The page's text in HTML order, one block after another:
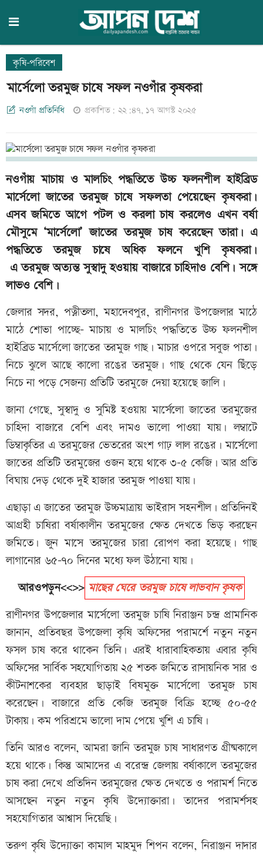
কৃষি-পরিবেশ
মার্সেলো তরমুজ চাষে সফল নওগাঁর কৃষকরা
নওগাঁ প্রতিনিধি প্রকাশিত: ২২:৪৭, ১৭ আগস্ট ২০২৫
নওগাঁয় মাচায় ও মালচিং পদ্ধতিতে উচ্চ ফলনশীল হাইব্রিড
মার্সেলো জাতের তরমুজ চাষে সফলতা পেয়েছেন কৃষকরা।
এসব জমিতে আগে পটল ও করলা চাষ করলেও এখন বর্ষা
মৌসুমে ‘মার্সেলো’ জাতের তরমুজ চাষ করেছেন তারা। এ
পদ্ধতিতে তরমুজ চাষে অধিক ফলনে খুশি কৃষকরা।
এ তরমুজ অত্যন্ত সুস্বাদু হওয়ায় বাজারে চাহিদাও বেশি। সঙ্গে
লাভও বেশি।
জেলার সদর, পত্নীতলা, মহাদেবপুর, রাণীনগর উপজেলার মাঠে
মাঠে শোভা পাচ্ছে- মাচায় ও মালচিং পদ্ধতিতে উচ্চ ফলনশীল
হাইব্রিড মার্সেলো জাতের তরমুজ গাছ। মাচার ওপরে সবুজ পাতা।
নিচে ঝুলে আছে কালো রঙের তরমুজ। গাছ থেকে যেন ছিঁড়ে
নিচে না পড়ে সেজন্য প্রতিটি তরমুজে দেয়া হয়েছে জালি।
জানা গেছে, সুস্বাদু ও সুমিষ্ট হওয়ায় মার্সেলো জাতের তরমুজের
চাহিদা বাজারে বেশি এবং দামও ভালো পাওয়া যায়। লম্বাটে
ডিম্বাকৃতির এ তরমুজের ভেতরের অংশ গাঢ় লাল রঙের। মার্সেলো
জাতের প্রতিটি তরমুজের ওজন হয়ে থাকে ৩-৫ কেজি। আর প্রতি
বিঘায় দেড় থেকে দুই হাজার তরমুজ পাওয়া যায়।
এছাড়া এ জাতের তরমুজ উচ্চমাত্রায় ভাইরাস সহনশীল। প্রতিদিনই
আগ্রহী চাষিরা বর্ষাকালীন তরমুজের ক্ষেত দেখতে ভিড় করছেন
জমিতে। জুন মাসে তরমুজের চারা রোপণ করা হয়েছে। গাছ
লাগানোর ৬৫-৭০ দিনের মধ্যে ফল উঠানো যায়।
আরওপড়ুন<<>> মাছের ঘেরে তরমুজ চাষে লাভবান কৃষক
রাণীনগর উপজেলার মার্সেলো তরমুজ চাষি নিরাঞ্জন চন্দ্র প্রামানিক
জানান, প্রতিবছর উপজেলা কৃষি অফিসের পরামর্শে নতুন নতুন
ফসল চাষ করে থাকেন তিনি। এরই ধারাবাহিকতায় এবার কৃষি
অফিসের সার্বিক সহযোগিতায় ২৫ শতক জমিতে রাসায়নিক সার ও
কীটনাশকের ব্যবহার ছাড়াই বিষমুক্ত মার্সেলো তরমুজ চাষ
করেছেন। বাজারে প্রতি কেজি তরমুজ বিক্রি হচ্ছে ৫০-৫৫
টাকায়। কম পরিশ্রমে ভালো দাম পেয়ে খুশি এ চাষি।
তিনি আরও বলেন, আমরা জানি তরমুজ চাষ সাধারণত গ্রীষ্মকালে
হয়ে থাকে। কিন্তু আমাদের এ বরেন্দ্র জেলায় বর্ষাকালে তরমুজের
চাষ করা দেখে প্রতিদিন তরমুজের ক্ষেত দেখতে ও পরামর্শ নিতে
আসছেন নতুন নতুন কৃষি উদ্যোক্তারা। তাদের পরামর্শসহ
সহযোগিতার আশ্বাস দিয়েছি।
তরুণ কৃষি উদ্যোক্তা কামাল মাহমুদ শিপন বলেন, নিরাঞ্জন দাদার